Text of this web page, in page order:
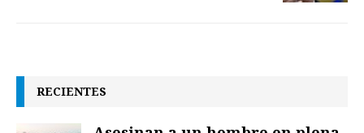
RECIENTES